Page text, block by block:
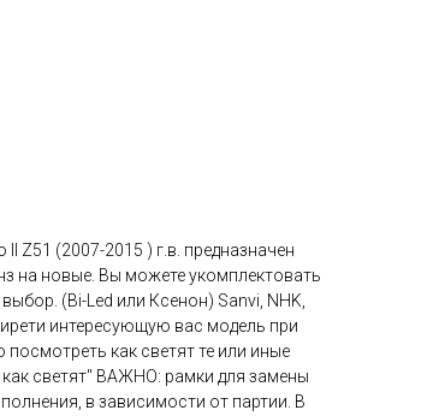
Z51 (2007-2015 ) г.в. предназначен
на новые. Вы можете укомплектовать
(Bi-Led или Ксенон) Sanvi, NHK,
интересующую вас модель при
как светят те или иные
светят" ВАЖНО: рамки для замены
в зависимости от партии. В